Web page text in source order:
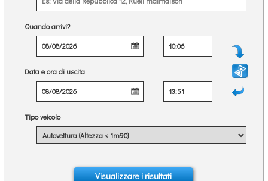
Quando arrivi?
Data e ora di uscita
Tipo veicolo